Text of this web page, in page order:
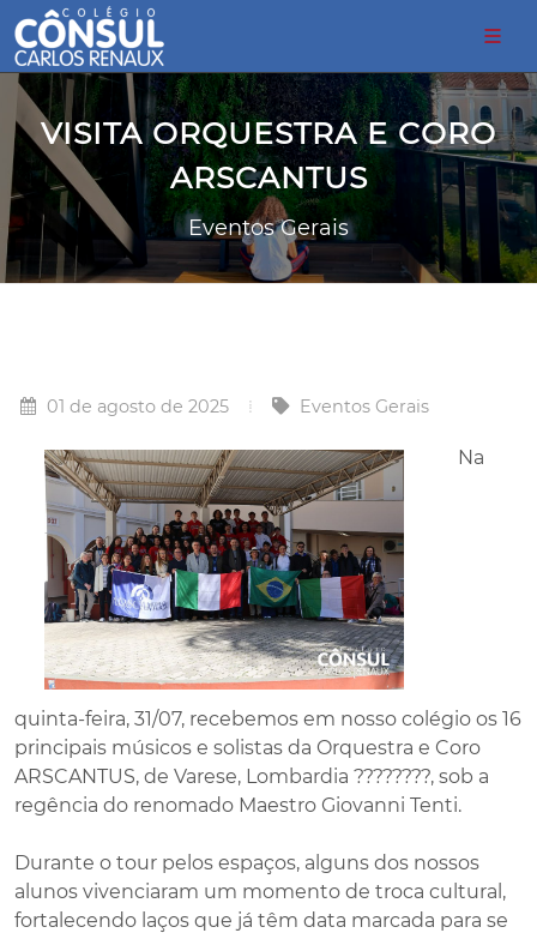
VISITA ORQUESTRA E CORO
ARSCANTUS
Eventos Gerais
01 de agosto de 2025 Eventos Gerais
Na
quinta-feira, 31/07, recebemos em nosso colégio os 16
principais músicos e solistas da Orquestra e Coro
ARSCANTUS, de Varese, Lombardia ????????, sob a
regência do renomado Maestro Giovanni Tenti.
Durante o tour pelos espaços, alguns dos nossos
alunos vivenciaram um momento de troca cultural,
fortalecendo laços que já têm data marcada para se